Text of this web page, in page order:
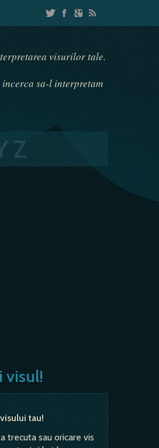
visurilor tale.
sa-l interpretam
Z
visul!
tau!
trecuta sau oricare vis